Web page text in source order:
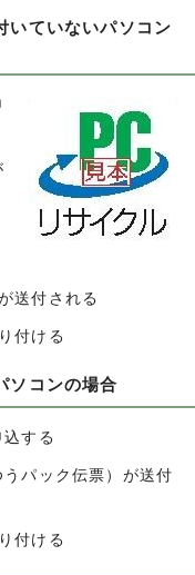
いていないパソコン
送付される
付ける
ソコンの場合
する
パック伝票）が送付
付ける